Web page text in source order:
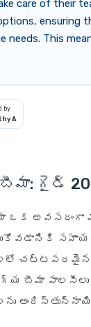
care of their
ensuring
needs. This
by
A
గైడ్
అవసరంగా
బీమా పాలసీలు